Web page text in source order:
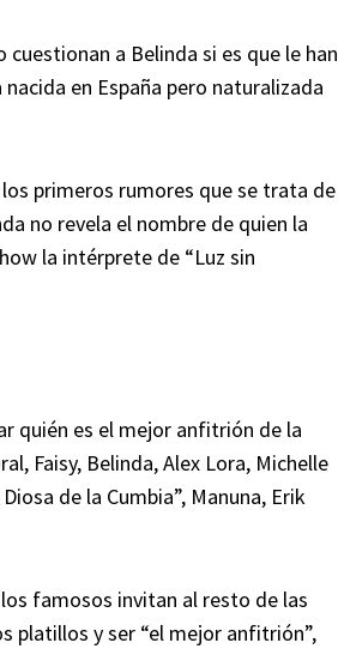
a Belinda si es que le han
en España pero naturalizada
primeros rumores que se trata de
no revela el nombre de quien la
la intérprete de “Luz sin
quién es el mejor anfitrión de la
Faisy, Belinda, Alex Lora, Michelle
de la Cumbia”, Manuna, Erik
famosos invitan al resto de las
platillos y ser “el mejor anfitrión”,